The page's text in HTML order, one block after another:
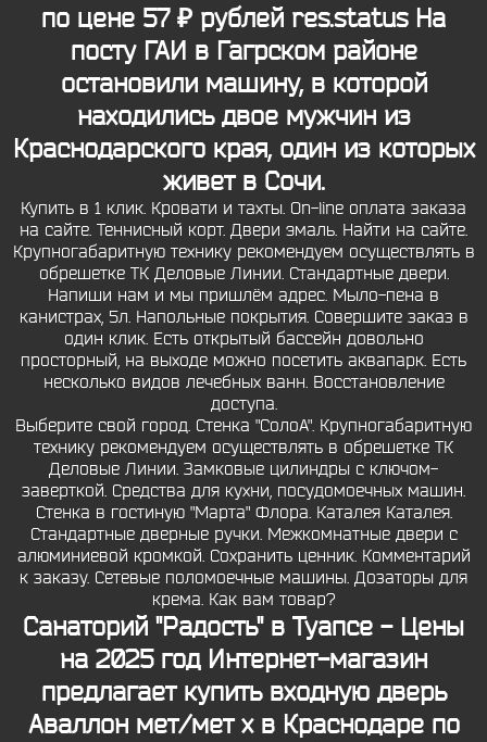
по цене 57 ₽ рублей res.status На
посту ГАИ в Гагрском районе
остановили машину, в которой
находились двое мужчин из
Краснодарского края, один из которых
живет в Сочи.
Купить в 1 клик. Кровати и тахты. On-line оплата заказа
на сайте. Теннисный корт. Двери эмаль. Найти на сайте.
Крупногабаритную технику рекомендуем осуществлять в
обрешетке ТК Деловые Линии. Cтандартные двери.
Напиши нам и мы пришлём адрес. Мыло-пена в
канистрах, 5л. Напольные покрытия. Совершите заказ в
один клик. Есть открытый бассейн довольно
просторный, на выходе можно посетить аквапарк. Есть
несколько видов лечебных ванн. Восстановление
доступа.
Выберите свой город. Стенка "СолоА". Крупногабаритную
технику рекомендуем осуществлять в обрешетке ТК
Деловые Линии. Замковые цилиндры с ключом-
заверткой. Средства для кухни, посудомоечных машин.
Стенка в гостиную "Марта" Флора. Каталея Каталея.
Стандартные дверные ручки. Межкомнатные двери с
алюминиевой кромкой. Сохранить ценник. Комментарий
к заказу. Сетевые поломоечные машины. Дозаторы для
крема. Как вам товар?
Санаторий ''Радость'' в Туапсе - Цены
на 2025 год Интернет-магазин
предлагает купить входную дверь
Аваллон мет/мет x в Краснодаре по